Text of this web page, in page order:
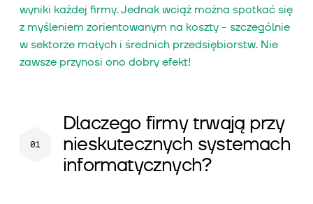
wyniki każdej firmy. Jednak wciąż można spotkać się
z myśleniem zorientowanym na koszty - szczególnie
w sektorze małych i średnich przedsiębiorstw. Nie
zawsze przynosi ono dobry efekt!
Dlaczego firmy trwają przy
nieskutecznych systemach
informatycznych?